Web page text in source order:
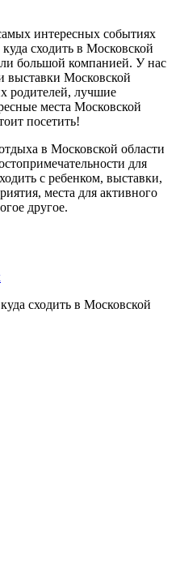
интересных событиях
сходить в Московской
большой компанией. У нас
выставки Московской
родителей, лучшие
места Московской
посетить!
в Московской области
для
с ребенком, выставки,
места для активного
другое.
сходить в Московской